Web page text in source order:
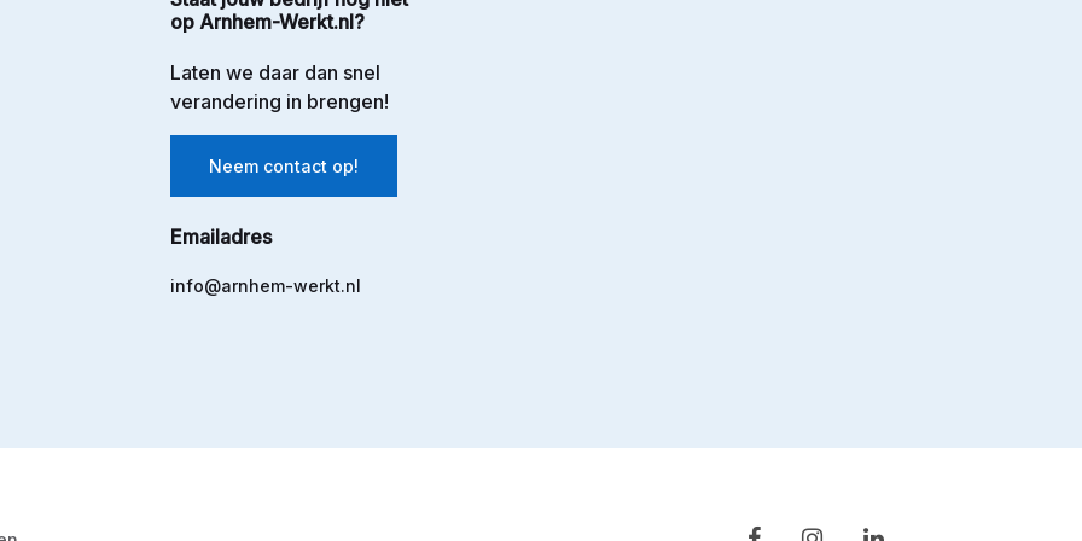
op Arnhem-Werkt.nl?
Laten we daar dan snel
verandering in brengen!
Neem contact op!
Emailadres
info@arnhem-werkt.nl